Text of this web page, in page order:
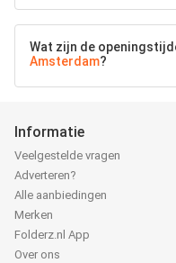
Wat zijn de
Amsterdam?
Informatie
Veelgestelde vragen
Adverteren?
Alle aanbiedingen
Merken
Folderz.nl App
Over ons